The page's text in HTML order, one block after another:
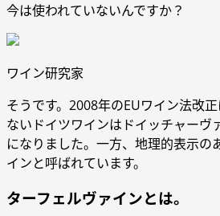
今は使われていないんですか？
ワイン研究家
そうです。2008年のEUワイン法改
ないドイツワインはドイッチャーヴ
になりました。一方、地理的表示の
インと呼ばれています。
ターフェルヴァインとは。